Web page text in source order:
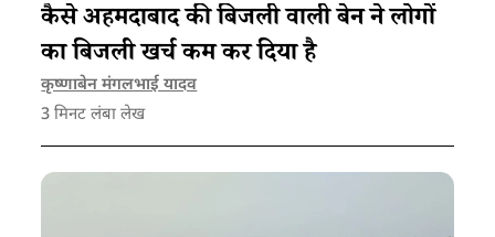
कैसे अहमदाबाद की बिजली वाली बेन ने लोगों
का बिजली खर्च कम कर दिया है
कृष्णाबेन मंगलभाई यादव
3 मिनट लंबा लेख